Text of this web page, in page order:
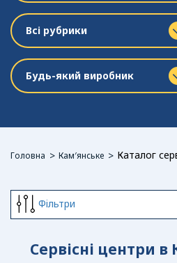
Всі рубрики
Будь-який виробник
Головна Кам′янське Каталог
Фiльтри
Сервісні центри